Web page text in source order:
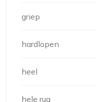
griep
hardlopen
heel
hele rug